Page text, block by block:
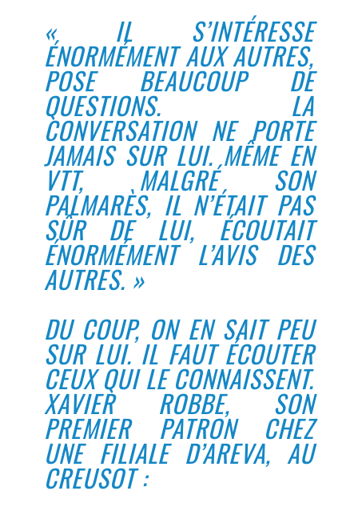
« IL S’INTÉRESSE
ÉNORMÉMENT AUX AUTRES,
POSE BEAUCOUP DE
QUESTIONS. LA
CONVERSATION NE PORTE
JAMAIS SUR LUI. MÊME EN
VTT, MALGRÉ SON
PALMARÈS, IL N’ÉTAIT PAS
SÛR DE LUI, ÉCOUTAIT
ÉNORMÉMENT L’AVIS DES
AUTRES. »
DU COUP, ON EN SAIT PEU
SUR LUI. IL FAUT ÉCOUTER
CEUX QUI LE CONNAISSENT.
XAVIER ROBBE, SON
PREMIER PATRON CHEZ
UNE FILIALE D’AREVA, AU
CREUSOT :